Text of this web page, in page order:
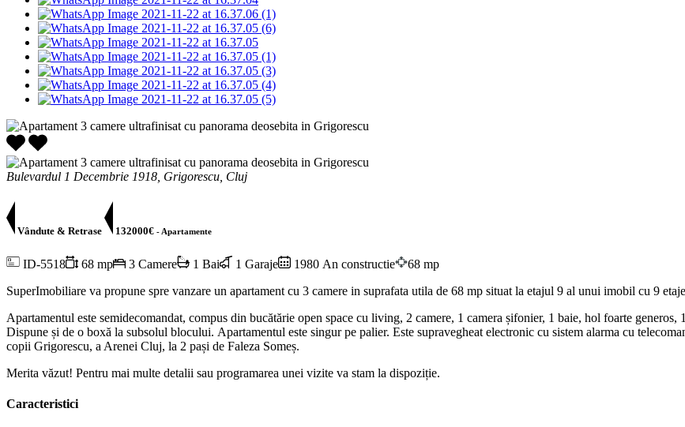
Bulevardul 1 Decembrie 1918, Grigorescu, Cluj
Vândute & Retrase 132000€ - Apartamente
ID-5518 68 mp 3 Camere 1 Bai 1 Garaje 1980 An constructie
68 mp
SuperImobiliare va propune spre vanzare un apartament cu 3 camere in suprafata utila de 68 mp situat la etajul 9 al unui imobil cu 9
Apartamentul este semidecomandat, compus din bucătărie open space cu living, 2 camere, 1 camera șifonier, 1 baie, hol foarte generos,
Dispune și de o boxă la subsolul blocului. Apartamentul este singur pe palier. Este supravegheat electronic cu sistem alarma cu
copii Grigorescu, a Arenei Cluj, la 2 pași de Faleza Someș.
Merita văzut! Pentru mai multe detalii sau programarea unei vizite va stam la dispoziție.
Caracteristici